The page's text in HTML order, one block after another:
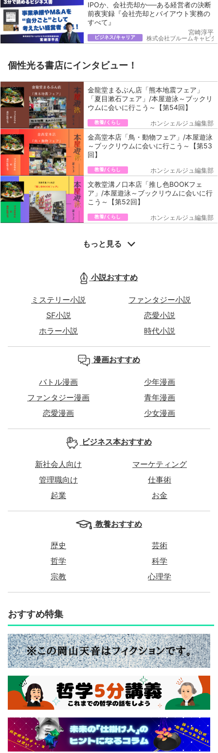
IPOか、会社売却か──ある経営者の決断
前夜実録『会社売却とバイアウト実務の
すべて』
ビジネス/キャリア
宮崎淳平
株式会社ブルームキャピ
個性光る書店にインタビュー！
金龍堂まるぶん店「熊本地震フェア」
「夏目漱石フェア」/本屋遊泳～ブックリ
ウムに会いに行こう～【第54回】
教養/くらし ホンシェルジュ編集部
金高堂本店「鳥・動物フェア」/本屋遊泳
～ブックリウムに会いに行こう～【第53
回】
教養/くらし ホンシェルジュ編集部
文教堂溝ノ口本店「推し色BOOKフェ
ア」/本屋遊泳～ブックリウムに会いに行
こう～【第52回】
教養/くらし ホンシェルジュ編集部
もっと見る
小説おすすめ
ミステリー小説
ファンタジー小説
SF小説
恋愛小説
ホラー小説
時代小説
漫画おすすめ
バトル漫画
少年漫画
ファンタジー漫画
青年漫画
恋愛漫画
少女漫画
ビジネス本おすすめ
新社会人向け
マーケティング
管理職向け
仕事術
起業
お金
教養おすすめ
歴史
芸術
哲学
科学
宗教
心理学
おすすめ特集